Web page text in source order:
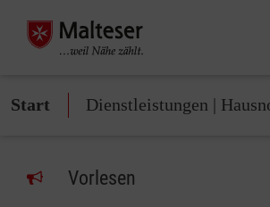
Start Dienstleistungen |
Vorlesen